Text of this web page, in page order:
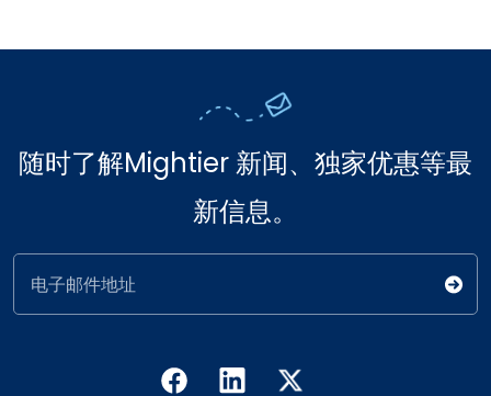
随时了解Mightier 新闻、独家优惠等最
新信息。
电子邮件地址